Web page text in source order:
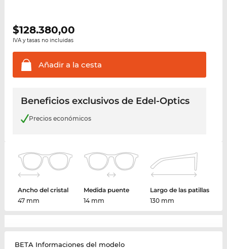
$128.380,00
IVA y tasas no incluidas
Añadir a la cesta
Beneficios exclusivos de Edel-Optics
Precios económicos
Ancho del cristal
47 mm
Medida puente
14 mm
Largo de las patillas
130 mm
BETA Informaciones del modelo